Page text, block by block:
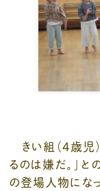
きい組（4歳児
るのは嫌だ。」と
の登場人物にな